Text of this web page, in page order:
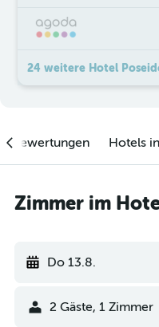
24 weitere Hotel
Hotels
Zimmer im
Do 13.8.
2 Gäste, 1 Zimmer